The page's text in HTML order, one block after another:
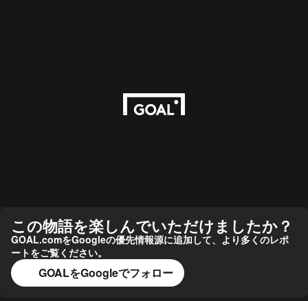
この物語を楽しんでいただけましたか？
GOAL.comをGoogleの優先情報源に追加して、より多くのレポ
ートをご覧ください。
GOALをGoogleでフォロー